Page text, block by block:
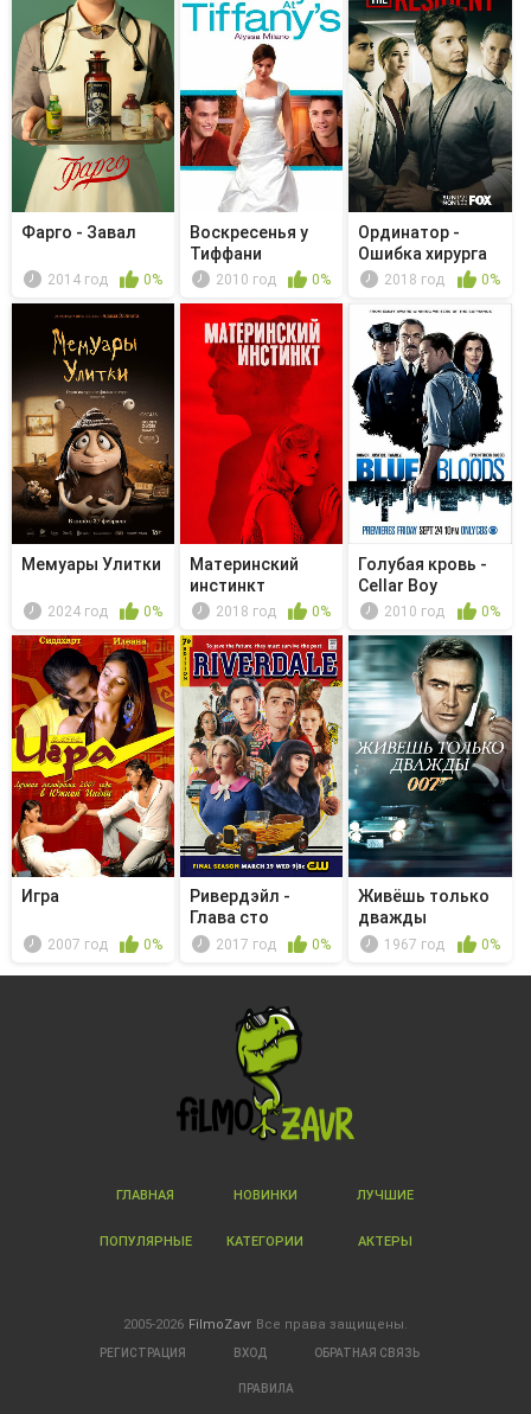
Фарго - Завал
2014 год 0%
Воскресенья у
Тиффани
2010 год 0%
Ординатор -
Ошибка хирурга
2018 год 0%
Мемуары Улитки
2024 год 0%
Материнский
инстинкт
2018 год 0%
Голубая кровь -
Cellar Boy
2010 год 0%
Игра
2007 год 0%
Ривердэйл -
Глава сто
двадцать
2017 год 0%
Живёшь только
дважды
1967 год 0%
ГЛАВНАЯ НОВИНКИ ЛУЧШИЕ
ПОПУЛЯРНЫЕ КАТЕГОРИИ АКТЕРЫ
2005-2026 FilmoZavr Все права защищены.
РЕГИСТРАЦИЯ ВХОД ОБРАТНАЯ СВЯЗЬ
ПРАВИЛА